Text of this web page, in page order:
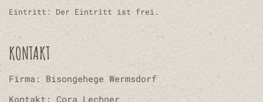
Eintritt: Der Eintritt ist frei.
KONTAKT
Firma: Bisongehege Wermsdorf
Kontakt: Cora Lechner